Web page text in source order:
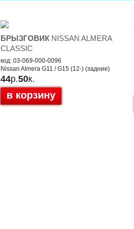
БРЫЗГОВИК NISSAN ALMERA
CLASSIC
код: 03-069-000-0096
Nissan Almera G11 / G15 (12-) (задние)
44р.50к.
в корзину